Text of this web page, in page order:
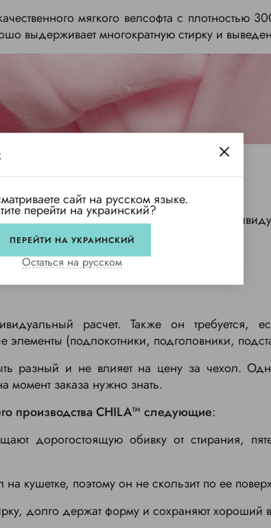
мягкого велсофта с плотностью
выдерживает многократную стирку и
как по стандартным, так и по
расчет. Также он требуется,
(подлокотники, подголовники,
разный и не влияет на цену за чехол.
момент заказа нужно знать.
производства CHILA™ следующие:
дорогостоящую обивку от стирания,
кушетке, поэтому он не скользит по ее
долго держат форму и сохраняют хороший
сайт на русском языке.
перейти на украинский?
ПЕРЕЙТИ НА УКРАИНСКИЙ
Остаться на русском